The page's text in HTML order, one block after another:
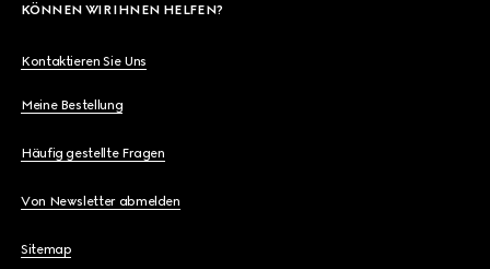
KÖNNEN WIR IHNEN HELFEN?
Kontaktieren Sie Uns
Meine Bestellung
Häufig gestellte Fragen
Von Newsletter abmelden
Sitemap